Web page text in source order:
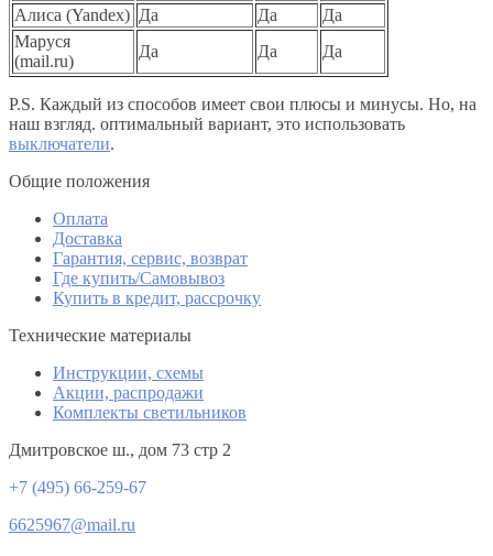
Алиса (Yandex) Да Да
Да
Маруся
(mail.ru)
Да Да Да
P.S. Каждый из способов имеет свои плюсы и минусы. Но, на
наш взгляд. оптимальный вариант, это использовать
выключатели.
Общие положения
Оплата
Доставка
Гарантия, сервис, возврат
Где купить/Самовывоз
Купить в кредит, рассрочку
Технические материалы
Инструкции, схемы
Акции, распродажи
Комплекты светильников
Дмитровское ш., дом 73 стр 2
+7 (495) 66-259-67
6625967@mail.ru